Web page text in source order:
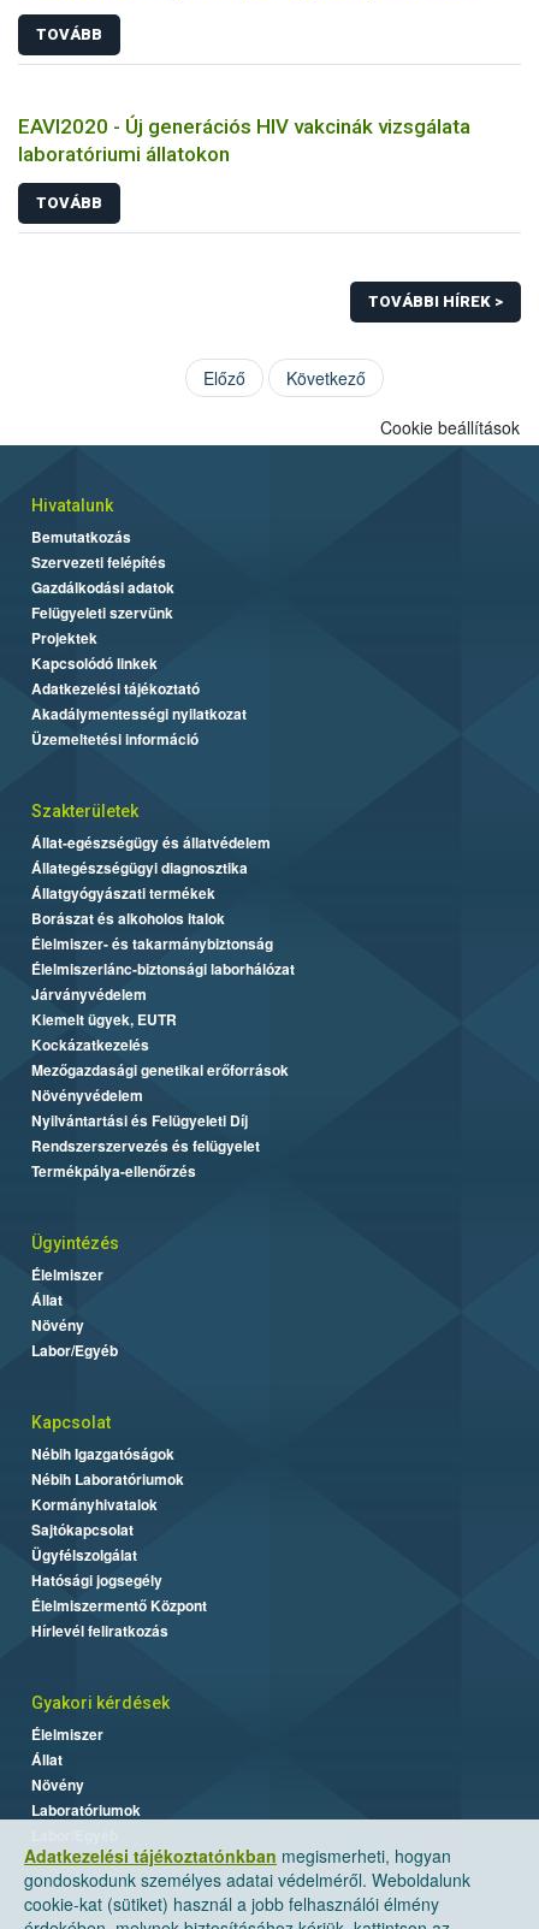
állatkísérletes és molekuláris biológiai eszközökkel
TOVÁBB
EAVI2020 - Új generációs HIV vakcinák vizsgálata
laboratóriumi állatokon
TOVÁBB
TOVÁBBI HÍREK >
Előző Következő
Adatkezelési tájékoztatónkban megismerheti, hogyan
gondoskodunk személyes adatai védelméről. Weboldalunk
cookie-kat (sütiket) használ a jobb felhasználói élmény
Cookie beállítások
Hivatalunk
Bemutatkozás
Szervezeti felépítés
Gazdálkodási adatok
Felügyeleti szervünk
Projektek
Kapcsolódó linkek
Adatkezelési tájékoztató
Akadálymentességi nyilatkozat
Üzemeltetési információ
Szakterületek
Állat-egészségügy és állatvédelem
Állategészségügyi diagnosztika
Állatgyógyászati termékek
Borászat és alkoholos italok
Élelmiszer- és takarmánybiztonság
Élelmiszerlánc-biztonsági laborhálózat
Járványvédelem
Kiemelt ügyek, EUTR
Kockázatkezelés
Mezőgazdasági genetikai erőforrások
Növényvédelem
Nyilvántartási és Felügyeleti Díj
Rendszerszervezés és felügyelet
Termékpálya-ellenőrzés
Ügyintézés
Élelmiszer
Állat
Növény
Labor/Egyéb
Kapcsolat
Nébih Igazgatóságok
Nébih Laboratóriumok
Kormányhivatalok
Sajtókapcsolat
Ügyfélszolgálat
Hatósági jogsegély
Élelmiszermentő Központ
Hírlevél feliratkozás
Gyakori kérdések
Élelmiszer
Állat
Növény
Laboratóriumok